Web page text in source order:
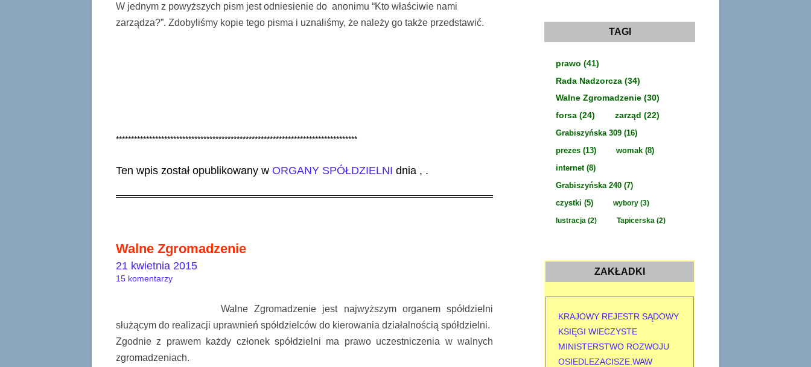
W jednym z powyższych pism jest odniesienie do anonimu “Kto właściwie nami
zarządza?”. Zdobyliśmy kopie tego pisma i uznaliśmy, że należy go także przedstawić.
********************************************************************************
Ten wpis został opublikowany w ORGANY SPÓŁDZIELNI dnia , .
Walne Zgromadzenie
15 komentarzy
Walne Zgromadzenie jest najwyższym organem spółdzielni
służącym do realizacji uprawnień spółdzielców do kierowania działalnością spółdzielni.
Zgodnie z prawem każdy członek spółdzielni ma prawo uczestniczenia w walnych
zgromadzeniach.
21 kwietnia 2015
TAGI
prawo (41)
Rada Nadzorcza (34)
Walne Zgromadzenie (30)
forsa (24) zarząd (22)
Grabiszyńska 309 (16)
prezes (13) womak (8)
internet(8)
Grabiszyńska 240 (7)
czystki (5) wybory (3)
lustracja (2) Tapicerska (2)
ZAKŁADKI
KRAJOWY REJESTR SĄDOWY
KSIĘGI WIECZYSTE
MINISTERSTWO ROZWOJU
OSIEDLEZACISZE.WAW